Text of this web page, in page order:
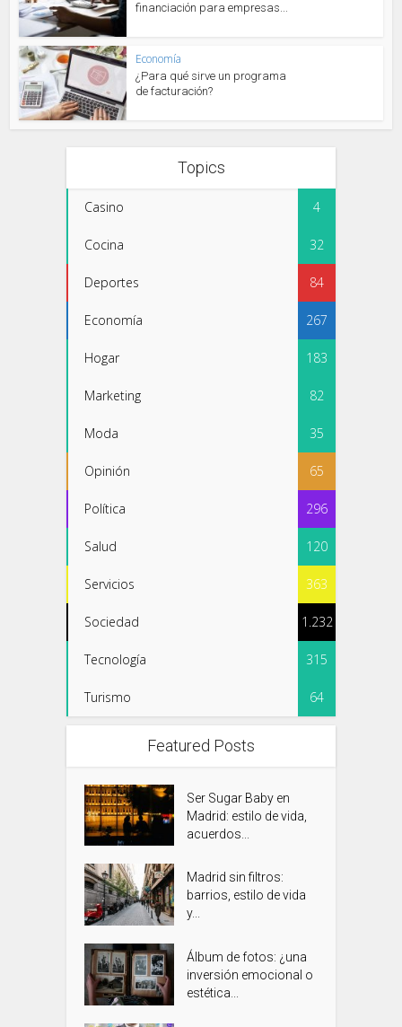
financiación para empresas...
Economía
¿Para qué sirve un programa
de facturación?
Topics
Casino 4
Cocina 32
Deportes 84
Economía 267
Hogar 183
Marketing 82
Moda 35
Opinión 65
Política 296
Salud 120
Servicios 363
Sociedad 1.232
Tecnología 315
Turismo 64
Featured Posts
Ser Sugar Baby en
Madrid: estilo de vida,
acuerdos...
Madrid sin filtros:
barrios, estilo de vida
y...
Álbum de fotos: ¿una
inversión emocional o
estética...